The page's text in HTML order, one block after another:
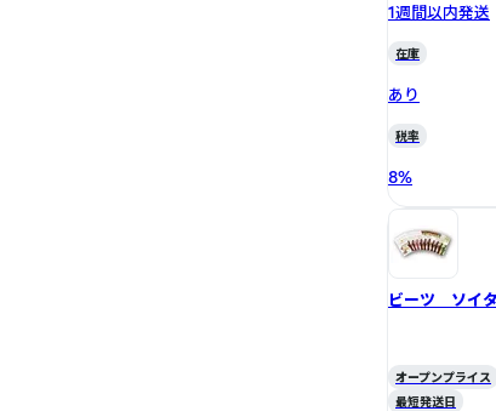
1週間以内発送
在庫
あり
税率
8%
ビーツ ソイ
オープンプライス
最短発送日